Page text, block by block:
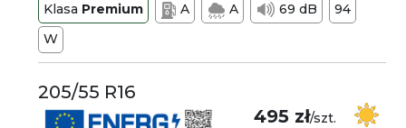
Klasa Premium A A 69 dB
94
W
205/55 R16
495 zł/szt.